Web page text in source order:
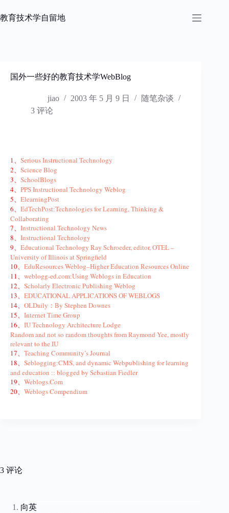
过
教育技术学自留地
国外一些好的教育技术学WebBlog
jiao 2003 年 5 月 9 日
随笔杂谈
3 评论
1、 Serious Instructional Technology
2、 Science Blog
3、 SchoolBlogs
4、 PPS Instructional Technology Weblog
5、 ElearningPost
6、 EdTechPost:Technologies for Learning, Thinking &
Collaborating
7、 Instructional Technology News
8、 Instructional Technology
9、 Educational Technology Ray Schroeder, editor, OTEL –
University of Illinois at Springfield
10、 EduResources Weblog–Higher Education Resources Online
11、 weblogg-ed.com:Using Weblogs in Education
12、 Scholarly Electronic Publishing Weblog
13、 EDUCATIONAL APPLICATIONS OF WEBLOGS
14、 OLDaily：By Stephen Downes
15、 Internet Time Group
16、 IU Technology Architecture Lodge
Random and not so random thoughts from Raymond Yee, mostly
relevant to the IU
17、 Teaching Community’s Journal
18、 Seblogging:CMS, and dynamic Webpublishing for learning
and education :: blogged by Sebastian Fiedler
19、 Weblogs.Com
20、 Weblogs Compendium
3 评论
向英